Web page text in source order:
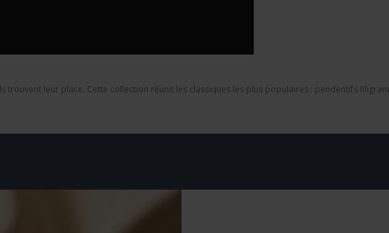
trouvent leur place. Cette collection réunit les classiques les plus populaires : pendentifs